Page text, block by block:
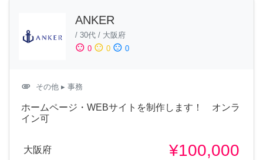
ANKER
/ 30代 / 大阪府
sentiment_satisfied 0 sentiment_neutral 0 sentiment_dissatisfied 0
attachment その他 ▸ 事務
ホームページ・WEBサイトを制作します！ オンラ
イン可
大阪府 ¥100,000